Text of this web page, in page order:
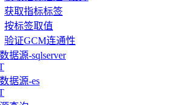
获取指标标签
按标签取值
验证GCM连通性
据源-sqlserver
据源-es